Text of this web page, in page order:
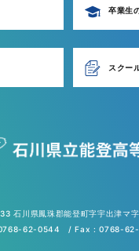
卒業生
スクー
石川県鳳珠郡能登町字宇出津マ
62-0544 / Fax : 0768-